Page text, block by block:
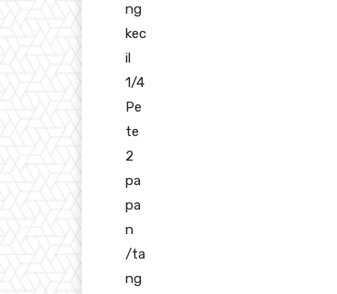
ng
kec
il
1/4
Pe
te
2
pa
pa
n
/ta
ng